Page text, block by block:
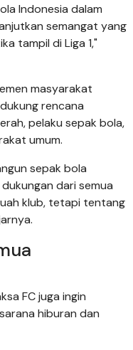
Indonesia dalam
semangat yang
tampil di Liga 1,"
masyarakat
rencana
pelaku sepak bola,
umum.
sepak bola
dari semua
klub, tetapi tentang
FC juga ingin
hiburan dan